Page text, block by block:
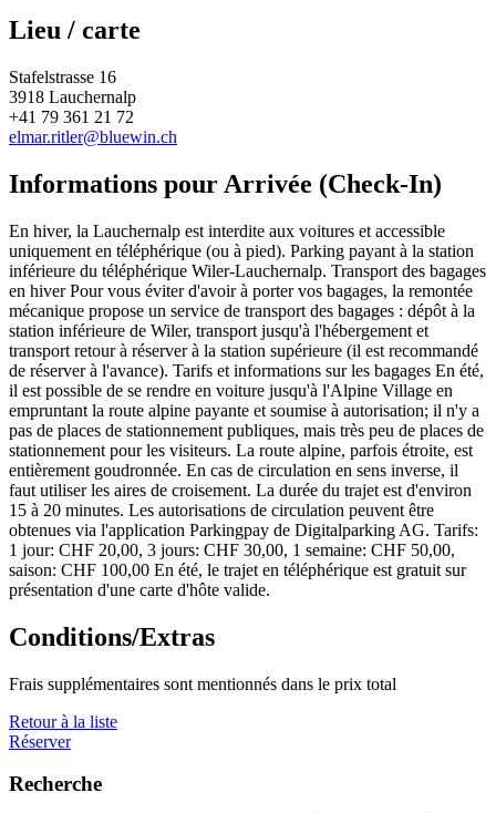
Lieu / carte
Stafelstrasse 16
3918 Lauchernalp
+41 79 361 21 72
elmar.ritler@bluewin.ch
Informations pour Arrivée (Check-In)
En hiver, la Lauchernalp est interdite aux voitures et accessible
uniquement en téléphérique (ou à pied). Parking payant à la station
inférieure du téléphérique Wiler-Lauchernalp. Transport des bagages
en hiver Pour vous éviter d'avoir à porter vos bagages, la remontée
mécanique propose un service de transport des bagages : dépôt à la
station inférieure de Wiler, transport jusqu'à l'hébergement et
transport retour à réserver à la station supérieure (il est recommandé
de réserver à l'avance). Tarifs et informations sur les bagages En été,
il est possible de se rendre en voiture jusqu'à l'Alpine Village en
empruntant la route alpine payante et soumise à autorisation; il n'y a
pas de places de stationnement publiques, mais très peu de places de
stationnement pour les visiteurs. La route alpine, parfois étroite, est
entièrement goudronnée. En cas de circulation en sens inverse, il
faut utiliser les aires de croisement. La durée du trajet est d'environ
15 à 20 minutes. Les autorisations de circulation peuvent être
obtenues via l'application Parkingpay de Digitalparking AG. Tarifs:
1 jour: CHF 20,00, 3 jours: CHF 30,00, 1 semaine: CHF 50,00,
saison: CHF 100,00 En été, le trajet en téléphérique est gratuit sur
présentation d'une carte d'hôte valide.
Conditions/Extras
Frais supplémentaires sont mentionnés dans le prix total
Retour à la liste
Réserver
Recherche